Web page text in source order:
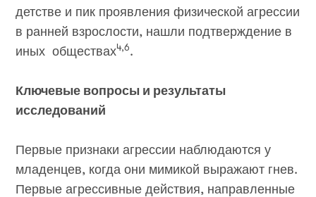
детстве и пик проявления физической агрессии
в ранней взрослости, нашли подтверждение в
иных обществах4,6.
Ключевые вопросы и результаты
исследований
Первые признаки агрессии наблюдаются у
младенцев, когда они мимикой выражают гнев.
Первые агрессивные действия, направленные